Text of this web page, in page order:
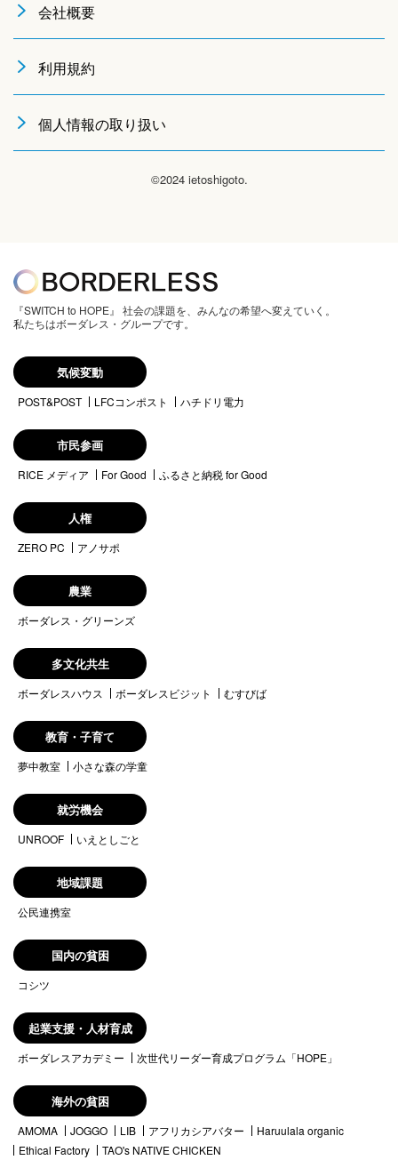
会社概要
利用規約
個人情報の取り扱い
©2024 ietoshigoto.
『SWITCH to HOPE』 社会の課題を、みんなの希望へ変えていく。
私たちはボーダレス・グループです。
気候変動
POST&POST LFCコンポスト ハチドリ電力
市民参画
RICE メディア For Good ふるさと納税 for Good
人権
ZERO PC アノサポ
農業
ボーダレス・グリーンズ
多文化共生
ボーダレスハウス ボーダレスビジット むすびば
教育・子育て
夢中教室 小さな森の学童
就労機会
UNROOF いえとしごと
地域課題
公民連携室
国内の貧困
コシツ
起業支援・人材育成
ボーダレスアカデミー 次世代リーダー育成プログラム「HOPE」
海外の貧困
AMOMA JOGGO LIB アフリカシアバター
Haruulala organic
Ethical Factory
TAO's NATIVE CHICKEN